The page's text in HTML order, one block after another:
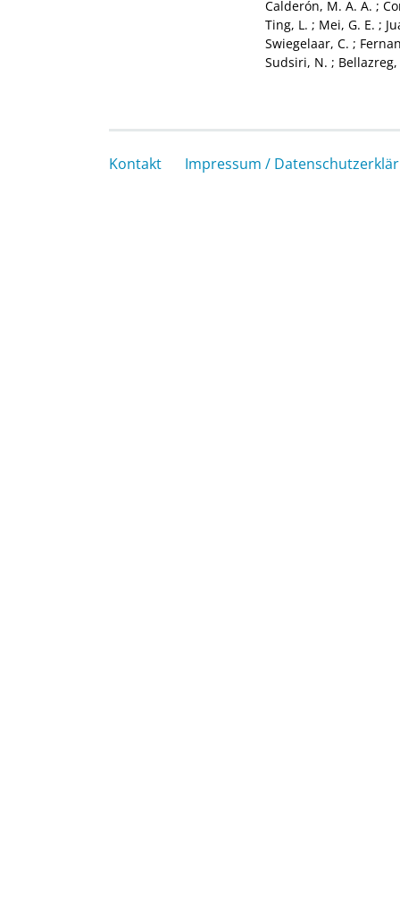
Calderón, M. A. A. ;
Ting, L. ; Mei, G. E. ;
Swiegelaar, C. ;
Sudsiri, N. ; Bellazreg,
Kontakt Impressum /